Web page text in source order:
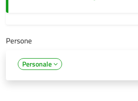
Persone
Personale